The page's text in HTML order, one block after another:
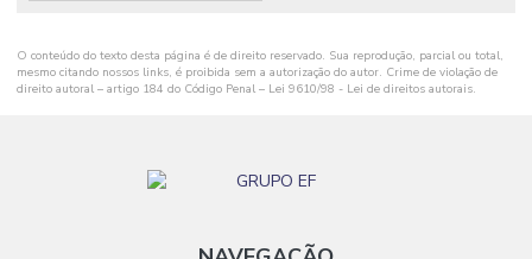
Preço de construção de galpão industrial
Projeto com acabamento polimérico
O conteúdo do texto desta página é de direito reservado. Sua reprodução, parcial ou total,
mesmo citando nossos links, é proibida sem a autorização do autor. Crime de violação de
direito autoral – artigo 184 do Código Penal – Lei 9610/98 - Lei de direitos autorais.